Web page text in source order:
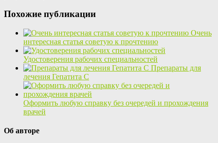
Похожие публикации
Очень
интересная статья советую к прочтению
Удостоверения рабочих специальностей
Препараты для
лечения Гепатита С
Оформить любую справку без очередей и прохождения
врачей
Об авторе